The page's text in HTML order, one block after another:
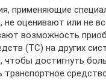
применяющие
не оценивают или не
возможность
(ТС) на других
чтобы достигнуть
транспортное